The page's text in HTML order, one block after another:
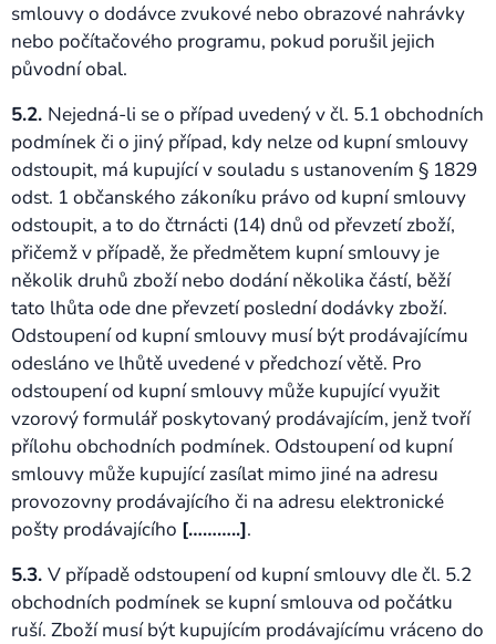
smlouvy o dodávce zvukové nebo obrazové nahrávky
nebo počítačového programu, pokud porušil jejich
původní obal.
5.2. Nejedná-li se o případ uvedený v čl. 5.1 obchodních
podmínek či o jiný případ, kdy nelze od kupní smlouvy
odstoupit, má kupující v souladu s ustanovením § 1829
odst. 1 občanského zákoníku právo od kupní smlouvy
odstoupit, a to do čtrnácti (14) dnů od převzetí zboží,
přičemž v případě, že předmětem kupní smlouvy je
několik druhů zboží nebo dodání několika částí, běží
tato lhůta ode dne převzetí poslední dodávky zboží.
Odstoupení od kupní smlouvy musí být prodávajícímu
odesláno ve lhůtě uvedené v předchozí větě. Pro
odstoupení od kupní smlouvy může kupující využit
vzorový formulář poskytovaný prodávajícím, jenž tvoří
přílohu obchodních podmínek. Odstoupení od kupní
smlouvy může kupující zasílat mimo jiné na adresu
provozovny prodávajícího či na adresu elektronické
pošty prodávajícího [………..].
5.3. V případě odstoupení od kupní smlouvy dle čl. 5.2
obchodních podmínek se kupní smlouva od počátku
ruší. Zboží musí být kupujícím prodávajícímu vráceno do